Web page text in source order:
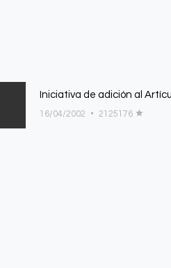
Iniciativa de adición al
16/04/2002 • 2125176